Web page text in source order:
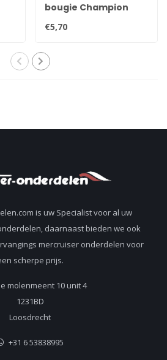
bougie Champion
QL78YC
€5,70
is uw Specialist voor al uw
daarnaast bieden we ook
mercruiser onderdelen voor
scherpe prijs.
molenmeent 10 unit 4
1231BD
Loosdrecht
+31 6 53838995